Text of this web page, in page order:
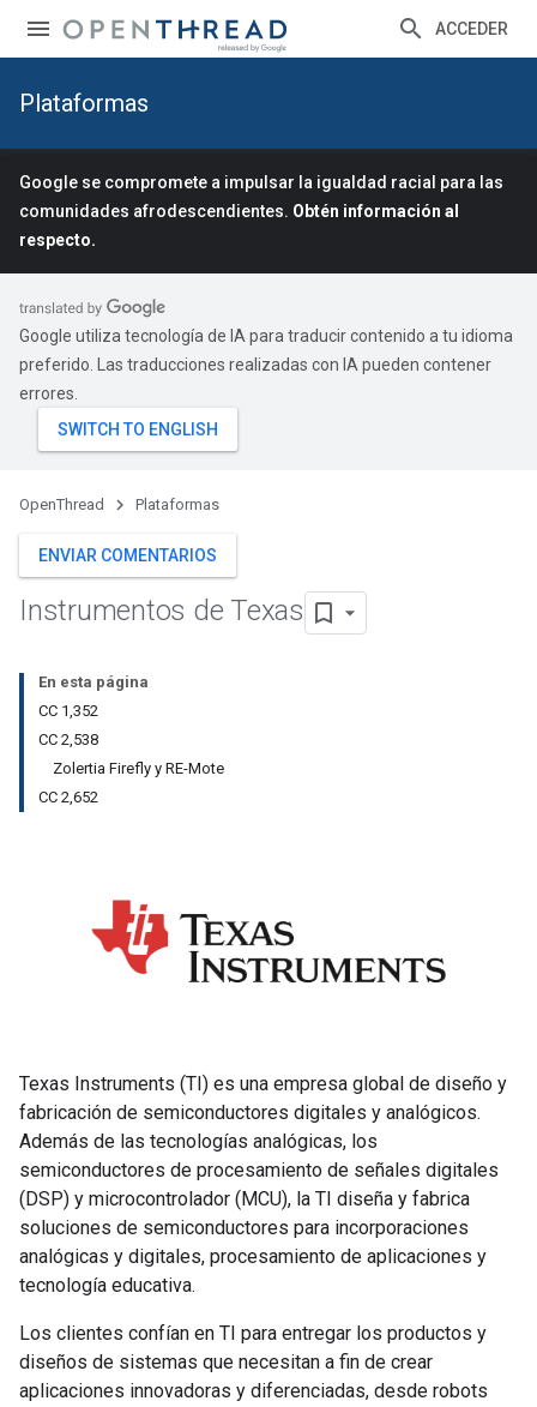
ACCEDER
Plataformas
Google se compromete a impulsar la igualdad racial para las
comunidades afrodescendientes. Obtén información al
respecto.
Google utiliza tecnología de IA para traducir contenido a tu idioma
preferido. Las traducciones realizadas con IA pueden contener
errores.
OpenThread Plataformas
ENVIAR COMENTARIOS
Instrumentos de Texas
En esta página
CC 1,352
CC 2,538
Zolertia Firefly y RE-Mote
CC 2,652
Texas Instruments (TI) es una empresa global de diseño y
fabricación de semiconductores digitales y analógicos.
Además de las tecnologías analógicas, los
semiconductores de procesamiento de señales digitales
(DSP) y microcontrolador (MCU), la TI diseña y fabrica
soluciones de semiconductores para incorporaciones
analógicas y digitales, procesamiento de aplicaciones y
tecnología educativa.
Los clientes confían en TI para entregar los productos y
diseños de sistemas que necesitan a fin de crear
aplicaciones innovadoras y diferenciadas, desde robots